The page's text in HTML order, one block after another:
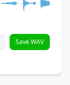
Save WAV